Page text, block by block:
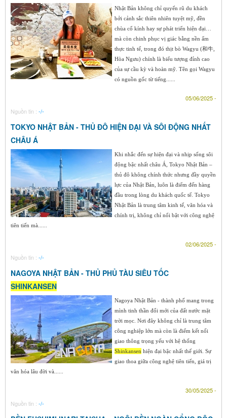
Nhật Bản không chỉ quyến rũ du khách
bởi cảnh sắc thiên nhiên tuyệt mỹ, đền
chùa cổ kính hay sự phát triển hiện đại…
mà còn chinh phục vị giác bằng nền ẩm
thực tinh tế, trong đó thịt bò Wagyu (和牛,
Hòa Ngưu) chính là biểu tượng đỉnh cao
của sự cầu kỳ và hoàn mỹ. Tên gọi Wagyu
có nguồn gốc từ tiếng......
05/06/2025 -
Nguồn tin : -/-
TOKYO NHẬT BẢN - THỦ ĐÔ HIỆN ĐẠI VÀ SÔI ĐỘNG NHẤT
CHÂU Á
Khi nhắc đến sự hiện đại và nhịp sống sôi
động bậc nhất châu Á, Tokyo Nhật Bản –
thủ đô không chính thức nhưng đầy quyền
lực của Nhật Bản, luôn là điểm đến hàng
đầu trong lòng du khách quốc tế. Tokyo
Nhật Bản là trung tâm kinh tế, văn hóa và
chính trị, không chỉ nổi bật với công nghệ
tiên tiến mà......
02/06/2025 -
Nguồn tin : -/-
NAGOYA NHẬT BẢN - THỦ PHỦ TÀU SIÊU TỐC
SHINKANSEN
Nagoya Nhật Bản - thành phố mang trong
mình tinh thần đổi mới của đất nước mặt
trời mọc. Nơi đây không chỉ là trung tâm
công nghiệp lớn mà còn là điểm kết nối
giao thông trọng yếu với hệ thống
Shinkansen hiện đại bậc nhất thế giới. Sự
giao thoa giữa công nghệ tiên tiến, giá trị
văn hóa lâu đời và......
30/05/2025 -
Nguồn tin : -/-